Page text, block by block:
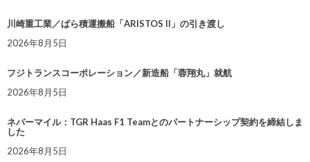
川崎重工業／ばら積運搬船「ARISTOS II」の引き渡し
2026年8月5日
フジトランスコーポレーション／新造船「蓉翔丸」就航
2026年8月5日
ネバーマイル：TGR Haas F1 Teamとのパートナーシップ契約を締結しま
した
2026年8月5日